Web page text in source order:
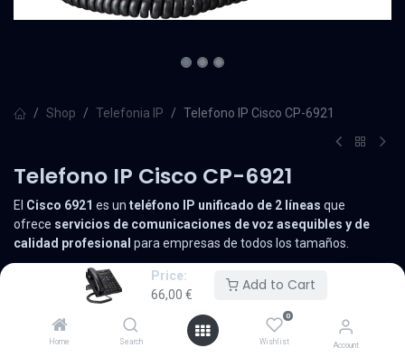
Price:
66,00 €
Add to Cart
Home Search
0
Wishlist Account
Shop Telefonia IP Telefono IP Cisco CP-6921
Telefono IP Cisco CP-6921
El Cisco 6921 es un teléfono IP unificado de 2 líneas que
ofrece servicios de comunicaciones de voz asequibles y de
calidad profesional para empresas de todos los tamaños.
Las características incluyen una pantalla de fácil
conmutador Ethernet integrado
y un altavoz dúplexcompleto .